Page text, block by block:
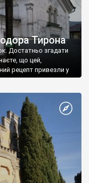
Тирона
Достатньо згадати
що цей,
рецепт привезли у